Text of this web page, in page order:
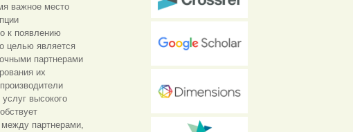
важное место
к появлению
целью является
партнерами
их
высокого
между партнерами,